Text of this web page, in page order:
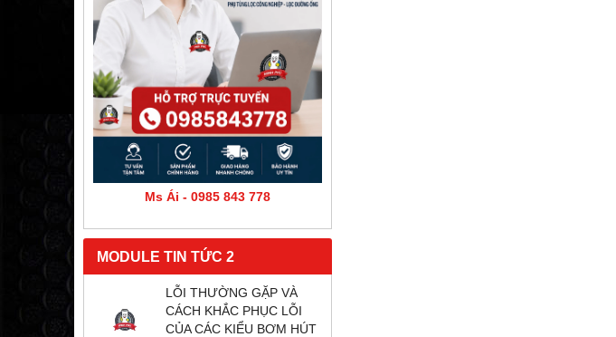
Ms Ái - 0985 843 778
MODULE TIN TỨC 2
LỖI THƯỜNG GẶP VÀ
CÁCH KHẮC PHỤC LỖI
CỦA CÁC KIỂU BƠM HÚT